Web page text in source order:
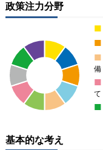
政策注力分野
■
■
■
備
■
て
■
基本的な考え